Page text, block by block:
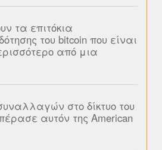
τα επιτόκια
του bitcoin που είναι
από μια
στο δίκτυο του
αυτόν της American